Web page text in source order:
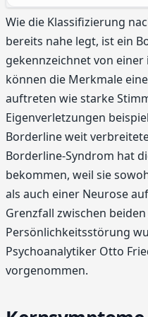
Wie die Klassifizierung
bereits nahe legt, ist ein
gekennzeichnet von
können die Merkmale
auftreten wie starke
Eigenverletzungen
Borderline weit
Borderline-Syndrom hat
bekommen, weil sie
als auch einer Neurose
Grenzfall zwischen
Persönlichkeitsstörung
Psychoanalytiker Otto
vorgenommen.